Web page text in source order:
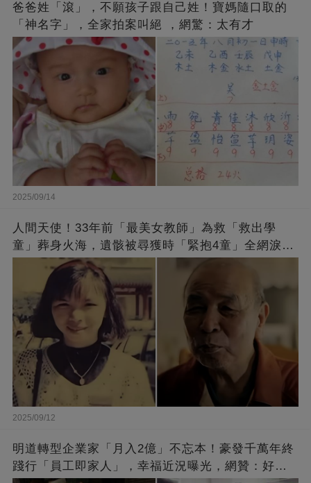
爸爸姓「滾」，不願孩子跟自己姓！寶媽隨口取的
「神名字」，全家拍案叫絕 ，網驚：太有才
2025/09/14
人間天使！33年前「最美女教師」為救「救出學
童」葬身火海，遺骸被尋獲時「緊抱4童」全網淚
崩：真正的英雄不該被遺忘
2025/09/12
明道轉型企業家「月入2億」不忘本！豪發千萬年終
踐行「員工即家人」，幸福近況曝光，網贊：好老